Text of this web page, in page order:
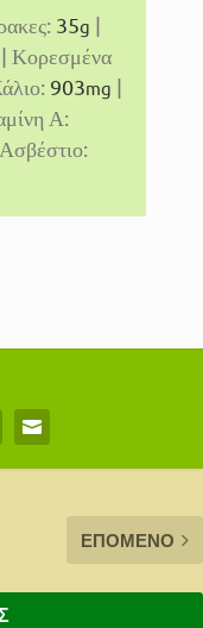
35g |
| Κορεσμένα
903mg |
Α:
Ασβέστιο:
ΕΠΌΜΕΝΟ